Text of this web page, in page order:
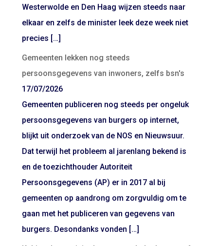
Westerwolde en Den Haag wijzen steeds naar
elkaar en zelfs de minister leek deze week niet
precies […]
Gemeenten lekken nog steeds
persoonsgegevens van inwoners, zelfs bsn's
17/07/2026
Gemeenten publiceren nog steeds per ongeluk
persoonsgegevens van burgers op internet,
blijkt uit onderzoek van de NOS en Nieuwsuur.
Dat terwijl het probleem al jarenlang bekend is
en de toezichthouder Autoriteit
Persoonsgegevens (AP) er in 2017 al bij
gemeenten op aandrong om zorgvuldig om te
gaan met het publiceren van gegevens van
burgers. Desondanks vonden […]